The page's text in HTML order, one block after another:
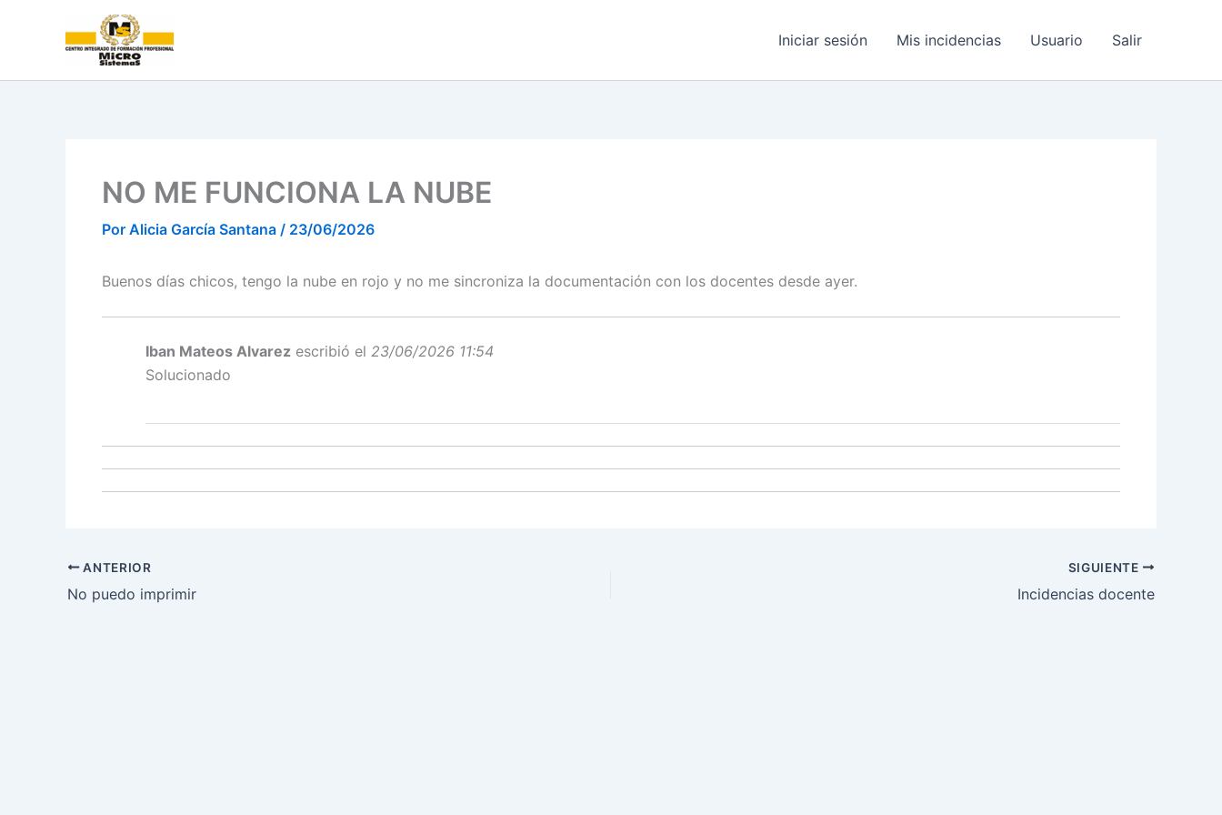
Iniciar sesión Mis incidencias Usuario Salir
NO ME FUNCIONA LA NUBE
Por Alicia García Santana / 23/06/2026
Buenos días chicos, tengo la nube en rojo y no me sincroniza la documentación con los docentes desde ayer.
Iban Mateos Alvarez escribió el 23/06/2026 11:54
Solucionado
ANTERIOR
No puedo imprimir
SIGUIENTE
Incidencias docente